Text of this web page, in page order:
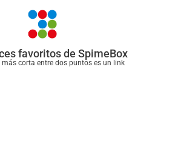
favoritos de SpimeBox
más corta entre dos puntos es un link